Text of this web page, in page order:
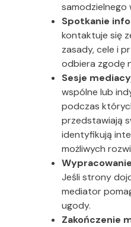
samodzielnego
Spotkanie
kontaktuje się
zasady, cele i
odbiera zgodę
Sesje
wspólne lub
podczas
przedstawiają
identyfikują
możliwych
Jeśli strony
mediator
ugody.
Zakończenie